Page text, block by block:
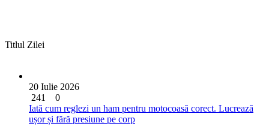
Titlul Zilei
20 Iulie 2026
241
0
Iată cum reglezi un ham pentru motocoasă corect. Lucrează
ușor și fără presiune pe corp